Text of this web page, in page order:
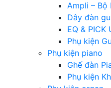
Ampli – Bộ
Dây đàn
EQ & PICK
Phụ kiện
Phụ kiện piano
Ghế đàn
Phụ kiện